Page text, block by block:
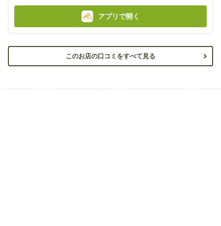
アプリで開く
このお店の口コミをすべて見る